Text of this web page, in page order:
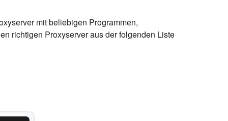
mit beliebigen Programmen,
richtigen Proxyserver aus der folgenden Liste